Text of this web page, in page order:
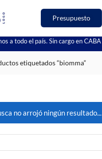
Presupuesto
a todo el país. Sin cargo en CABA
etiquetados “biomma”
no arrojó ningún resultado...